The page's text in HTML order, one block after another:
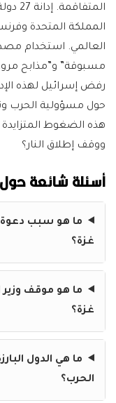
المملكة المتحدة
العالمي. استخدام
مسبوقة” و”مذابح
رفض إسرائيل لهذه
حول مسؤولية الحرب
هذه الضغوط المتزايدة
ووقف إطلاق النار؟
أسئلة شائعة
غزة؟
ما هو موقف وزير
غزة؟
ما هي الدول
الحرب؟